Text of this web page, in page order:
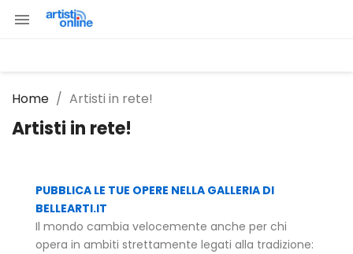

Home Artisti in rete!
Artisti in rete!
PUBBLICA LE TUE OPERE NELLA GALLERIA DI
BELLEARTI.IT
Il mondo cambia velocemente anche per chi
opera in ambiti strettamente legati alla tradizione: